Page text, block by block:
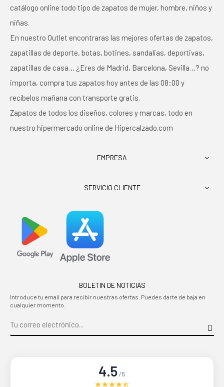
catálogo online todo tipo de zapatos de mujer, hombre, niños y
niñas.
En nuestro Outlet encontraras las mejores ofertas de zapatos,
zapatillas de deporte, botas, botines, sandalias, deportivas,
zapatillas de casa… ¿Eres de Madrid, Barcelona, Sevilla…? no
importa, compra tus zapatos hoy antes de las 08:00 y
recíbelos mañana con transporte gratis.
Zapatos de todos los diseños, colores y marcas, todo en
nuestro hipermercado online de Hipercalzado.com
EMPRESA 
SERVICIO CLIENTE 
BOLETIN DE NOTICIAS
Introduce tu email para recibir nuestras ofertas. Puedes darte de baja en
cualquier momento.
4.5/5